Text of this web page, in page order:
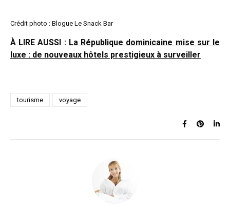
Crédit photo : Blogue Le Snack Bar
À LIRE AUSSI : La République dominicaine mise sur le
luxe : de nouveaux hôtels prestigieux à surveiller
tourisme voyage